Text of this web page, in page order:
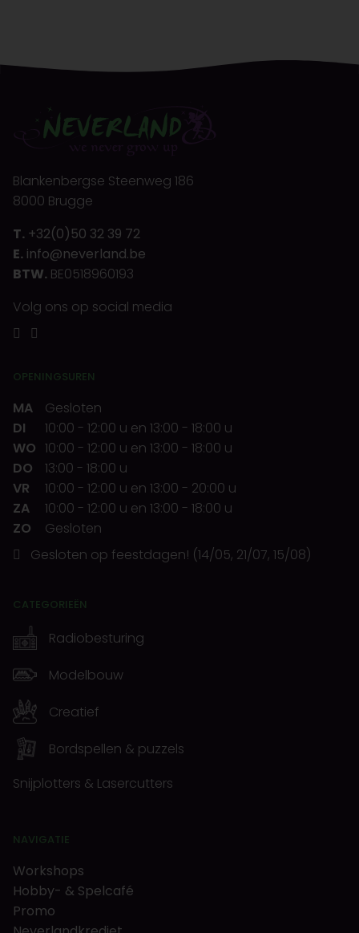
Blankenbergse Steenweg 186
8000 Brugge
T. +32(0)50 32 39 72
E. info@neverland.be
BTW. BE0518960193
Volg ons op social media
OPENINGSUREN
MA
Gesloten
DI
10:00 - 12:00 u en 13:00 - 18:00 u
WO 10:00 - 12:00 u en 13:00 - 18:00 u
DO
13:00 - 18:00 u
VR
10:00 - 12:00 u en 13:00 - 20:00 u
ZA
10:00 - 12:00 u en 13:00 - 18:00 u
ZO
Gesloten
Gesloten op feestdagen! (14/05, 21/07, 15/08)
CATEGORIEËN
Radiobesturing
Modelbouw
Creatief
Bordspellen & puzzels
Snijplotters & Lasercutters
NAVIGATIE
Workshops
Hobby- & Spelcafé
Promo